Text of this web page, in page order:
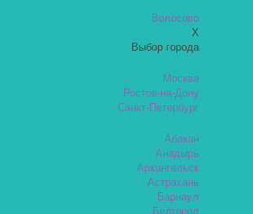
Волосово
X
Выбор города
Москва
Ростов-на-Дону
Санкт-Петербург
Абакан
Анадырь
Архангельск
Астрахань
Барнаул
Белгород